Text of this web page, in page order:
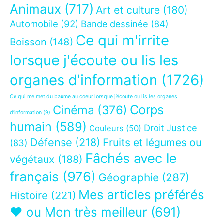
Animaux (717) Art et culture (180)
Automobile (92) Bande dessinée (84)
Boisson (148) Ce qui m'irrite
lorsque j'écoute ou lis les
organes d'information (1726)
Ce qui me met du baume au coeur lorsque j’écoute ou lis les organes
d’information (9) Cinéma (376) Corps
humain (589) Couleurs (50) Droit Justice
(83) Défense (218) Fruits et légumes ou
végétaux (188) Fâchés avec le
français (976) Géographie (287)
Histoire (221) Mes articles préférés
❤ ou Mon très meilleur (691)